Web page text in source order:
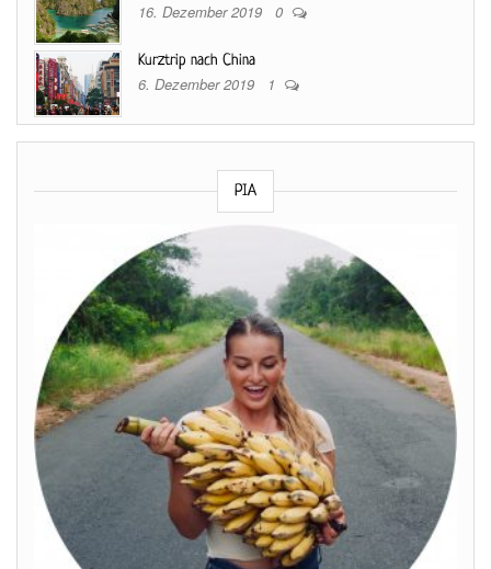
16. Dezember 2019 0
Kurztrip nach China
6. Dezember 2019 1
PIA